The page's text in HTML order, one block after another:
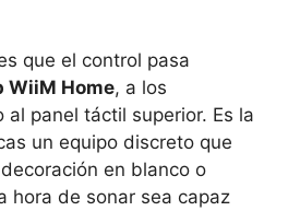
que el control pasa
WiiM Home, a los
al panel táctil superior. Es la
un equipo discreto que
en blanco o
hora de sonar sea capaz